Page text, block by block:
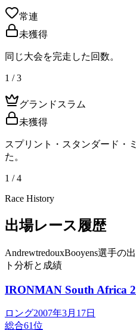
常連
未獲得
同じ大会を完走した回数。
1 / 3
グランドスラム
未獲得
スプリント・スタンダード・
た。
1 / 4
Race History
出場レース履歴
AndrewtredouxBooyens選手の
ト分析と成績
IRONMAN South Africa
ロング2007年3月17日
総合61位